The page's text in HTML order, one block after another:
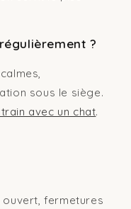
?
sous le siège.
avec un chat.
fermetures